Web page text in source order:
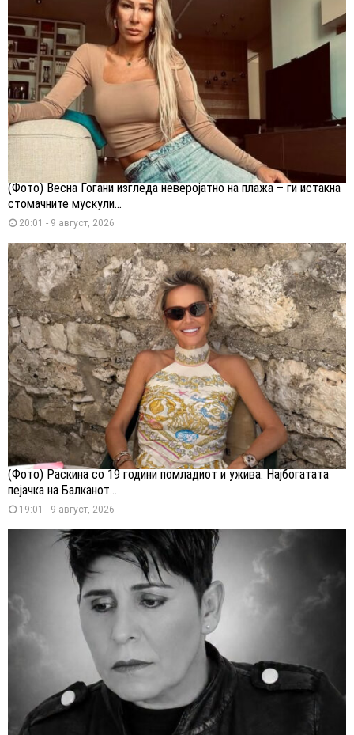
(Фото) Весна Ѓогани изгледа неверојатно на плажа – ги истакна
стомачните мускули...
20:01 - 9 август, 2026
(Фото) Раскина со 19 години помладиот и ужива: Најбогатата
пејачка на Балканот...
19:01 - 9 август, 2026